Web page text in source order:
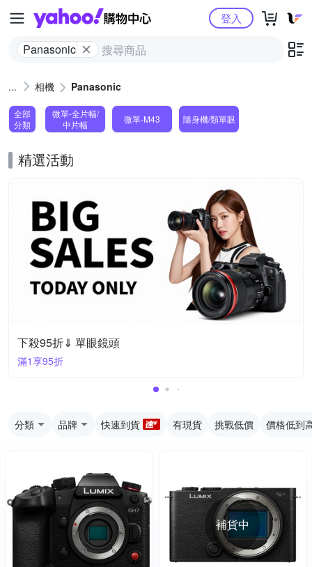
Yahoo購物中心
Panasonic
登入
相機 Panasonic
全部
分類
微單-全片幅/
中片幅
微單-M43 隨身機/類單眼
精選活動
下殺95折⇓ 單眼鏡頭
滿1享95折
分類 品牌 快速到貨 有現貨 挑戰低價 價格低到
補貨中